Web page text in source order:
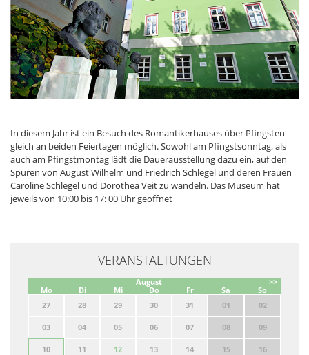
In diesem Jahr ist ein Besuch des Romantikerhauses über Pfingsten
gleich an beiden Feiertagen möglich. Sowohl am Pfingstsonntag, als
auch am Pfingstmontag lädt die Dauerausstellung dazu ein, auf den
Spuren von August Wilhelm und Friedrich Schlegel und deren Frauen
Caroline Schlegel und Dorothea Veit zu wandeln. Das Museum hat
jeweils von 10:00 bis 17: 00 Uhr geöffnet
VERANSTALTUNGEN
>>
August
Mo
Di Mi Do Fr Sa
So
27
28 29 30 31 01 02
03 04 05 06 07 08 09
10 11 12 13 14 15 16